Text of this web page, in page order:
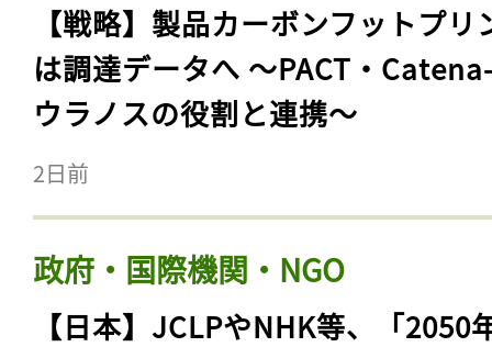
【戦略】製品カーボンフットプリ
は調達データへ 〜PACT・
ウラノスの役割と連携〜
2日前
政府・国際機関・NGO
【日本】JCLPやNHK等、「2050